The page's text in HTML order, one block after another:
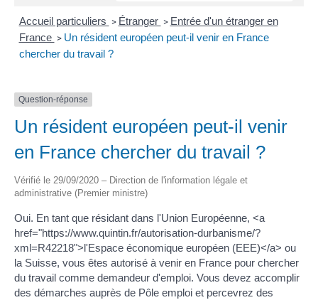
Accueil particuliers > Étranger > Entrée d'un étranger en
France > Un résident européen peut-il venir en France
chercher du travail ?
Question-réponse
Un résident européen peut-il venir
en France chercher du travail ?
Vérifié le 29/09/2020 – Direction de l'information légale et
administrative (Premier ministre)
Oui. En tant que résidant dans l'Union Européenne, <a
href="https://www.quintin.fr/autorisation-durbanisme/?
xml=R42218">l'Espace économique européen (EEE)</a> ou
la Suisse, vous êtes autorisé à venir en France pour chercher
du travail comme demandeur d'emploi. Vous devez accomplir
des démarches auprès de Pôle emploi et percevrez des